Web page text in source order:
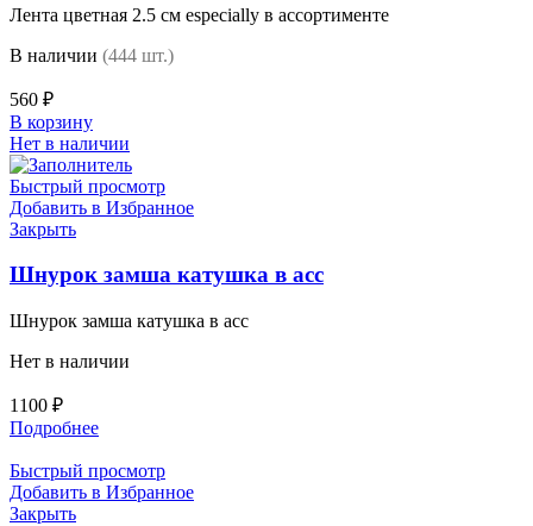
Лента цветная 2.5 см especially в ассортименте
В наличии (444 шт.)
560 ₽
В корзину
Нет в наличии
Быстрый просмотр
Добавить в Избранное
Закрыть
Шнурок замша катушка в асс
Шнурок замша катушка в асс
Нет в наличии
1100 ₽
Подробнее
Быстрый просмотр
Добавить в Избранное
Закрыть